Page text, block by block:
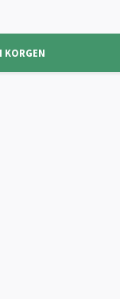
KORGEN